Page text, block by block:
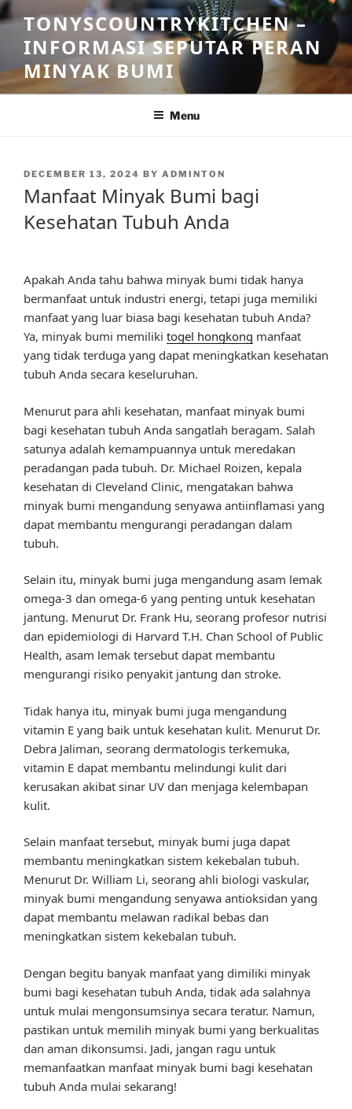
Skip
to
content
TONYSCOUNTRYKITCHEN –
INFORMASI SEPUTAR PERAN
MINYAK BUMI
Menu
POSTED
DECEMBER 13, 2024 BY ADMINTON
Manfaat Minyak Bumi bagi
Kesehatan Tubuh Anda
Apakah Anda tahu bahwa minyak bumi tidak hanya
bermanfaat untuk industri energi, tetapi juga memiliki
manfaat yang luar biasa bagi kesehatan tubuh Anda?
Ya, minyak bumi memiliki togel hongkong manfaat
yang tidak terduga yang dapat meningkatkan kesehatan
tubuh Anda secara keseluruhan.
Menurut para ahli kesehatan, manfaat minyak bumi
bagi kesehatan tubuh Anda sangatlah beragam. Salah
satunya adalah kemampuannya untuk meredakan
peradangan pada tubuh. Dr. Michael Roizen, kepala
kesehatan di Cleveland Clinic, mengatakan bahwa
minyak bumi mengandung senyawa antiinflamasi yang
dapat membantu mengurangi peradangan dalam
tubuh.
Selain itu, minyak bumi juga mengandung asam lemak
omega-3 dan omega-6 yang penting untuk kesehatan
jantung. Menurut Dr. Frank Hu, seorang profesor nutrisi
dan epidemiologi di Harvard T.H. Chan School of Public
Health, asam lemak tersebut dapat membantu
mengurangi risiko penyakit jantung dan stroke.
Tidak hanya itu, minyak bumi juga mengandung
vitamin E yang baik untuk kesehatan kulit. Menurut Dr.
Debra Jaliman, seorang dermatologis terkemuka,
vitamin E dapat membantu melindungi kulit dari
kerusakan akibat sinar UV dan menjaga kelembapan
kulit.
Selain manfaat tersebut, minyak bumi juga dapat
membantu meningkatkan sistem kekebalan tubuh.
Menurut Dr. William Li, seorang ahli biologi vaskular,
minyak bumi mengandung senyawa antioksidan yang
dapat membantu melawan radikal bebas dan
meningkatkan sistem kekebalan tubuh.
Dengan begitu banyak manfaat yang dimiliki minyak
bumi bagi kesehatan tubuh Anda, tidak ada salahnya
untuk mulai mengonsumsinya secara teratur. Namun,
pastikan untuk memilih minyak bumi yang berkualitas
dan aman dikonsumsi. Jadi, jangan ragu untuk
memanfaatkan manfaat minyak bumi bagi kesehatan
tubuh Anda mulai sekarang!